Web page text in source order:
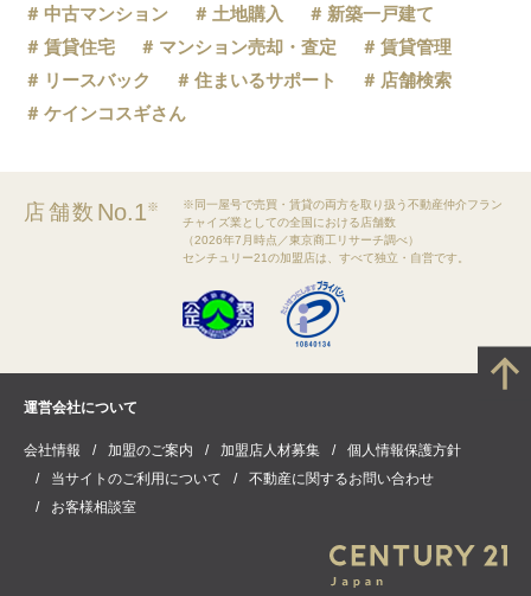
中古マンション
土地購入
新築一戸建て
賃貸住宅
マンション売却・査定
賃貸管理
リースバック
住まいるサポート
店舗検索
ケインコスギさん
店舗数 No.1※
※同一屋号で売買・賃貸の両方を取り扱う不動産仲介フラン
チャイズ業としての全国における店舗数
（2026年7月時点／東京商工リサーチ調べ）
センチュリー21の加盟店は、すべて独立・自営です。
運営会社について
会社情報 加盟のご案内 加盟店人材募集
個人情報保護方針
当サイトのご利用について
不動産に関するお問い合わせ
お客様相談室